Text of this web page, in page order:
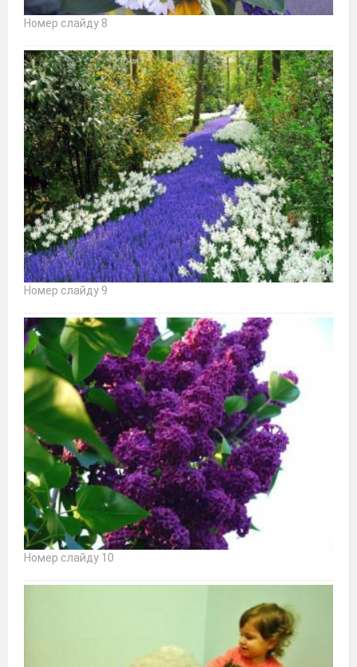
Номер слайду 8
Номер слайду 9
Номер слайду 10